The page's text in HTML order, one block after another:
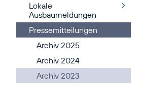
Lokale
Ausbaumeldungen
Pressemitteilungen
Archiv 2025
Archiv 2024
Archiv 2023